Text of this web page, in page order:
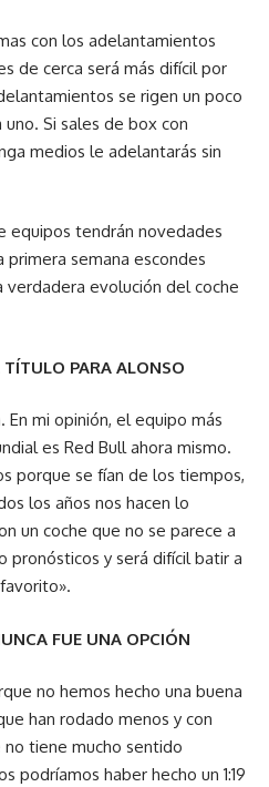
con los adelantamientos
de cerca será más difícil por
se rigen un poco
Si sales de box con
medios le adelantarás sin
equipos tendrán novedades
primera semana escondes
verdadera evolución del coche
PARA ALONSO
En mi opinión, el equipo más
es Red Bull ahora mismo.
porque se fían de los tiempos,
los años nos hacen lo
un coche que no se parece a
pronósticos y será difícil batir a
FUE UNA OPCIÓN
no hemos hecho una buena
han rodado menos y con
tiene mucho sentido
podríamos haber hecho un 1:19